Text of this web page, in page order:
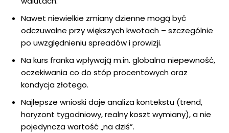
Nawet niewielkie zmiany dzienne mogą być
odczuwalne przy większych kwotach – szczególnie
po uwzględnieniu spreadów i prowizji.
Na kurs franka wpływają m.in. globalna niepewność,
oczekiwania co do stóp procentowych oraz
kondycja złotego.
Najlepsze wnioski daje analiza kontekstu (trend,
horyzont tygodniowy, realny koszt wymiany), a nie
pojedyncza wartość „na dziś”.